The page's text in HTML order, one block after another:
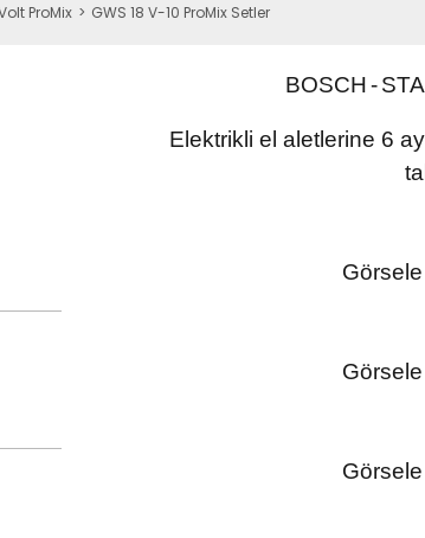
ProMix GWS 18 V-10 ProMix Setler
BOSCH -
Elektrikli el aletlerine 6